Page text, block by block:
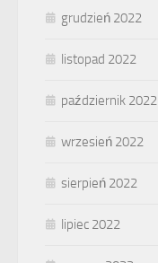
grudzień 2022
listopad 2022
październik 2022
wrzesień 2022
sierpień 2022
lipiec 2022